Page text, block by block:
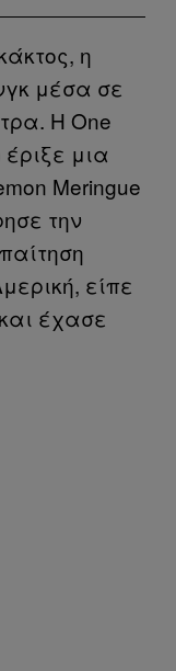
η
μέσα σε
Η One
έριξε μια
Meringue
την
είπε
έχασε